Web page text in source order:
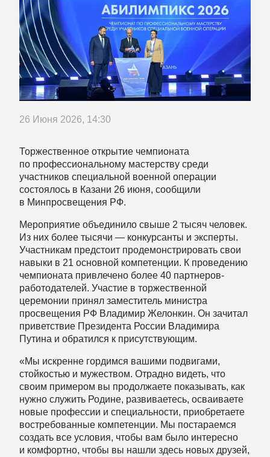
26 Июня 2026, 14:30
Торжественное открытие чемпионата
по профессиональному мастерству среди
участников специальной военной операции
состоялось в Казани 26 июня, сообщили
в Минпросвещения РФ.
Мероприятие объединило свыше 2 тысяч человек.
Из них более тысячи — конкурсанты и эксперты.
Участникам предстоит продемонстрировать свои
навыки в 21 основной компетенции. К проведению
чемпионата привлечено более 40 партнеров-
работодателей. Участие в торжественной
церемонии принял заместитель министра
просвещения РФ Владимир Желонкин. Он зачитал
приветствие Президента России Владимира
Путина и обратился к присутствующим.
«Мы искренне гордимся вашими подвигами,
стойкостью и мужеством. Отрадно видеть, что
своим примером вы продолжаете показывать, как
нужно служить Родине, развиваетесь, осваиваете
новые профессии и специальности, приобретаете
востребованные компетенции. Мы постараемся
создать все условия, чтобы вам было интересно
и комфортно, чтобы вы нашли здесь новых друзей,